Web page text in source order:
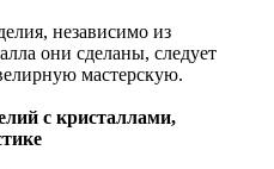
независимо из
они сделаны, следует
мастерскую.
с кристаллами,